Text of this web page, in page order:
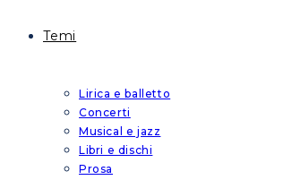
Temi
Lirica e balletto
Concerti
Musical e jazz
Libri e dischi
Prosa